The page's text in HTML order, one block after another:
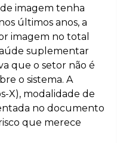
imagem tenha
últimos anos, a
imagem no total
suplementar
que o setor não é
o sistema. A
X), modalidade de
no documento
que merece